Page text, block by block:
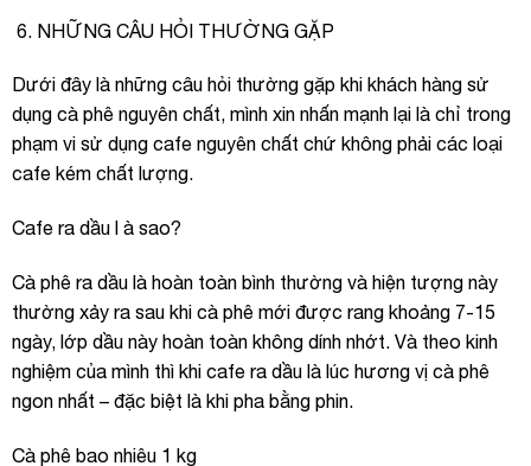
NHỮNG CÂU HỎI THƯỜNG GẶP
Dưới đây là những câu hỏi thường gặp khi khách hàng sử
dụng cà phê nguyên chất, mình xin nhấn mạnh lại là chỉ trong
phạm vi sử dụng cafe nguyên chất chứ không phải các loại
cafe kém chất lượng.
Cafe ra dầu l à sao?
Cà phê ra dầu là hoàn toàn bình thường và hiện tượng này
thường xảy ra sau khi cà phê mới được rang khoảng 7-15
ngày, lớp dầu này hoàn toàn không dính nhớt. Và theo kinh
nghiệm của mình thì khi cafe ra dầu là lúc hương vị cà phê
ngon nhất – đặc biệt là khi pha bằng phin.
Cà phê bao nhiêu 1 kg